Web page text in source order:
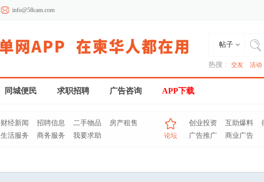
info@58cam.com
帖子
热搜 : 交友 活动
同城便民 求职招聘 广告咨询 APP下载
财经新闻 招聘信息 二手物品
房产租售
生活服务 商务服务 我要求助 论坛
创业投资 互助爆料
广告推广
商业广告